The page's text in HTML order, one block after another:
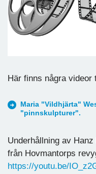
Här finns några
Maria "Vildhjärta"
"pinnskulpturer".
Underhållning av
från Hovmantorps
https://youtu.be/